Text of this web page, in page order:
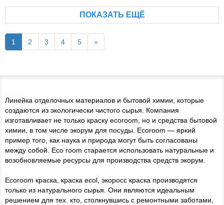
ПОКАЗАТЬ ЕЩЁ
1 2 3 4 5 »
Линейка отделочных материалов и бытовой химии, которые
создаются из экологически чистого сырья. Компания
изготавливает не только краску ecoroom, но и средства бытовой
химии, в том числе экорум для посуды. Еcoroom — яркий
пример того, как наука и природа могут быть согласованы
между собой. Eco room старается использовать натуральные и
возобновляемые ресурсы для производства средств экорум.
Ecoroom краска, краска ecol, экоросс краска производятся
только из натурального сырья. Они являются идеальным
решением для тех. кто, столкнувшись с ремонтными заботами,